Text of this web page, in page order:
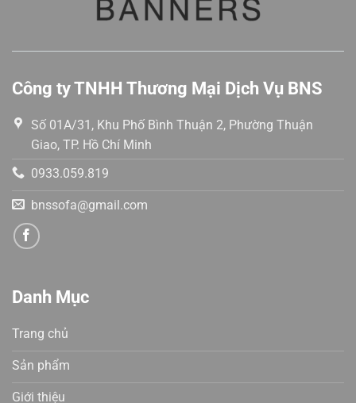
Công ty TNHH Thương Mại Dịch Vụ BNS
Số 01A/31, Khu Phố Bình Thuận 2, Phường Thuận
Giao, TP. Hồ Chí Minh
0933.059.819
bnssofa@gmail.com
Danh Mục
Trang chủ
Sản phẩm
Giới thiệu